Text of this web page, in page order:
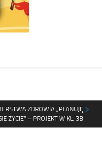
ZDROWIA „PLANUJĘ
ŻYCIE” – PROJEKT W KL. 3B